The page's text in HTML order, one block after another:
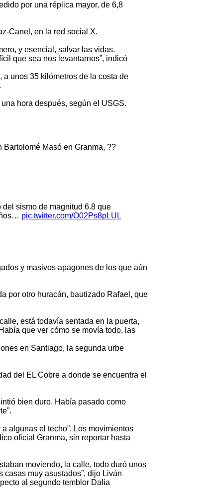
por una réplica mayor, de 6,8
Canel, en la red social X.
y esencial, salvar las vidas.
que sea nos levantarnos”, indicó
unos 35 kilómetros de la costa de
hora después, según el USGS.
Masó en Granma, ??
sismo de magnitud 6.8 que
pic.twitter.com/O02Ps8pLUL
y masivos apagones de los que aún
por otro huracán, bautizado Rafael, que
está todavía sentada en la puerta,
que ver cómo se movía todo, las
en Santiago, la segunda urbe
del EL Cobre a donde se encuentra el
bien duro. Había pasado como
algunas el techo”. Los movimientos
oficial Granma, sin reportar hasta
moviendo, la calle, todo duró unos
muy asustados”, dijo Liván
al segundo temblor Dalia